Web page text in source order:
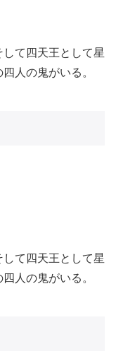
て四天王として星
四人の鬼がいる。
て四天王として星
四人の鬼がいる。